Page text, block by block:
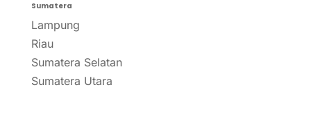
Sumatera
Lampung
Riau
Sumatera Selatan
Sumatera Utara